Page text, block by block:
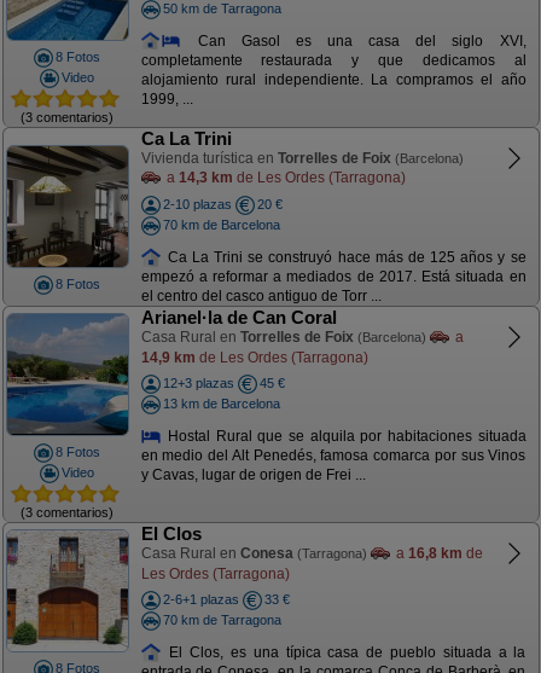
8 Fotos
Video
(3 comentarios)
50 km de Tarragona
Can Gasol es una casa del siglo XVI,
completamente restaurada y que dedicamos al
alojamiento rural independiente. La compramos el año
1999, ...
8 Fotos
Ca La Trini
Vivienda turística en Torrelles de Foix (Barcelona)
a 14,3 km de Les Ordes (Tarragona)
2-10 plazas
20 €
70 km de Barcelona
Ca La Trini se construyó hace más de 125 años y se
empezó a reformar a mediados de 2017. Está situada en
el centro del casco antiguo de Torr ...
8 Fotos
Video
(3 comentarios)
Arianel·la de Can Coral
Casa Rural en Torrelles de Foix (Barcelona)
a
14,9 km de Les Ordes (Tarragona)
12+3 plazas
45 €
13 km de Barcelona
Hostal Rural que se alquila por habitaciones situada
en medio del Alt Penedés, famosa comarca por sus Vinos
y Cavas, lugar de origen de Frei ...
8 Fotos
El Clos
Casa Rural en Conesa (Tarragona) a 16,8 km de
Les Ordes (Tarragona)
2-6+1 plazas
33 €
70 km de Tarragona
El Clos, es una típica casa de pueblo situada a la